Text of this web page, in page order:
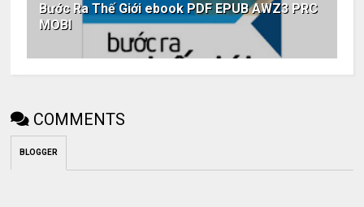
Bước Ra Thế Giới ebook PDF EPUB AWZ3 PRC
MOBI
COMMENTS
BLOGGER